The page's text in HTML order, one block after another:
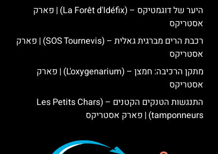
היער של דוגמטיקס – (La Forêt d'Idéfix) | פארק
אסטריקס
רכבת הרים מברגית גאלית – (SOS Tournevis) | פארק
אסטריקס
מתקן הרכיבה: חמצן – (L'oxygenarium) | פארק
אסטריקס
התנגשות הטנקים הקטנים – (Les Petits Chars
tamponneurs) | פארק אסטריקס